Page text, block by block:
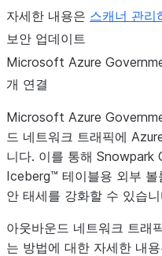
자세한 내용은 스캐너 관리
보안 업데이트
Microsoft Azure
개 연결
Microsoft Azure
드 네트워크 트래픽에
니다. 이를 통해 Snowpark
Iceberg™ 테이블용 외부
안 태세를 강화할 수 있습
아웃바운드 네트워크 트래
는 방법에 대한 자세한 내